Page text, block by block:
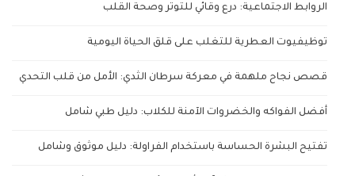
الروابط الاجتماعية: درع وقائي للتوتر وصحة القلب
توظيفيوت العطرية للتغلب على قلق الحياة اليومية
قصص نجاح ملهمة في معركة سرطان الثدي: الأمل من قلب التحدي
أفضل الفواكه والخضروات الآمنة للكلاب: دليل طبي شامل
تفتيح البشرة الحساسة باستخدام الفراولة: دليل موثوق وشامل